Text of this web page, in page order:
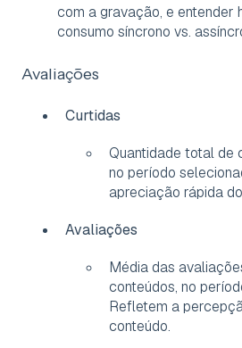
com a gravação, e entender
consumo síncrono vs.
Avaliações
Curtidas
Quantidade total de
no período
apreciação rápida
Avaliações
Média das
conteúdos, no
Refletem a
conteúdo.